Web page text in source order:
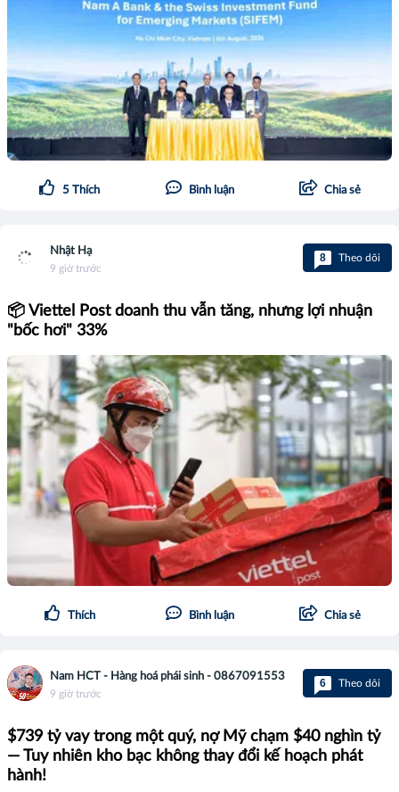
5 Thích Bình luận Chia sẻ
Nhật Hạ
9 giờ trước
8 Theo dõi
📦 Viettel Post doanh thu vẫn tăng, nhưng lợi nhuận
"bốc hơi" 33%
Thích Bình luận Chia sẻ
Nam HCT - Hàng hoá phái sinh - 0867091553
9 giờ trước
6 Theo dõi
$739 tỷ vay trong một quý, nợ Mỹ chạm $40 nghìn tỷ
— Tuy nhiên kho bạc không thay đổi kế hoạch phát
hành!